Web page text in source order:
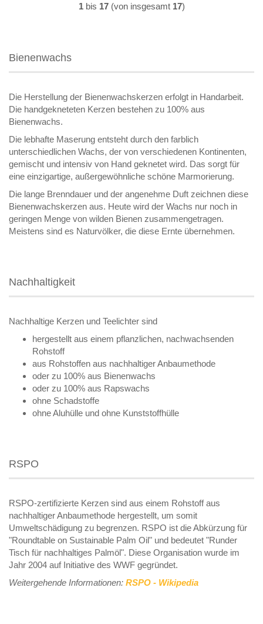
1bis 17(von insgesamt 17)
Bienenwachs
Die Herstellung der Bienenwachskerzen erfolgt in Handarbeit.
Die handgekneteten Kerzen bestehen zu 100% aus
Bienenwachs.
Die lebhafte Maserung entsteht durch den farblich
unterschiedlichen Wachs, der von verschiedenen Kontinenten,
gemischt und intensiv von Hand geknetet wird. Das sorgt für
eine einzigartige, außergewöhnliche schöne Marmorierung.
Die lange Brenndauer und der angenehme Duft zeichnen diese
Bienenwachskerzen aus. Heute wird der Wachs nur noch in
geringen Menge von wilden Bienen zusammengetragen.
Meistens sind es Naturvölker, die diese Ernte übernehmen.
Nachhaltigkeit
Nachhaltige Kerzen und Teelichter sind
hergestellt aus einem pflanzlichen, nachwachsenden
Rohstoff
aus Rohstoffen aus nachhaltiger Anbaumethode
oder zu 100% aus Bienenwachs
oder zu 100% aus Rapswachs
ohne Schadstoffe
ohne Aluhülle und ohne Kunststoffhülle
RSPO
RSPO-zertifizierte Kerzen sind aus einem Rohstoff aus
nachhaltiger Anbaumethode hergestellt, um somit
Umweltschädigung zu begrenzen. RSPO ist die Abkürzung für
"Roundtable on Sustainable Palm Oil" und bedeutet "Runder
Tisch für nachhaltiges Palmöl". Diese Organisation wurde im
Jahr 2004 auf Initiative des WWF gegründet.
Weitergehende Informationen: RSPO - Wikipedia